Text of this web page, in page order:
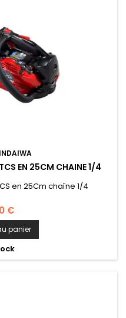
EN 25CM CHAINE 1/4
en 25Cm chaîne 1/4
€
panier